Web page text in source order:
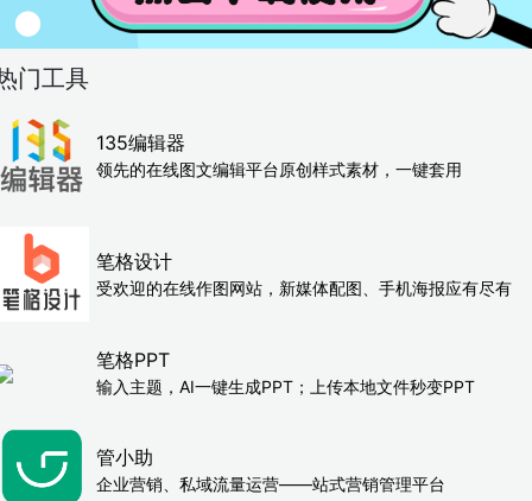
门工具
135编辑器
领先的在线图文编辑平台原创样式素材，一键套用
笔格设计
受欢迎的在线作图网站，新媒体配图、手机海报应有尽有
笔格PPT
输入主题，AI一键生成PPT；上传本地文件秒变PPT
管小助
企业营销、私域流量运营——站式营销管理平台